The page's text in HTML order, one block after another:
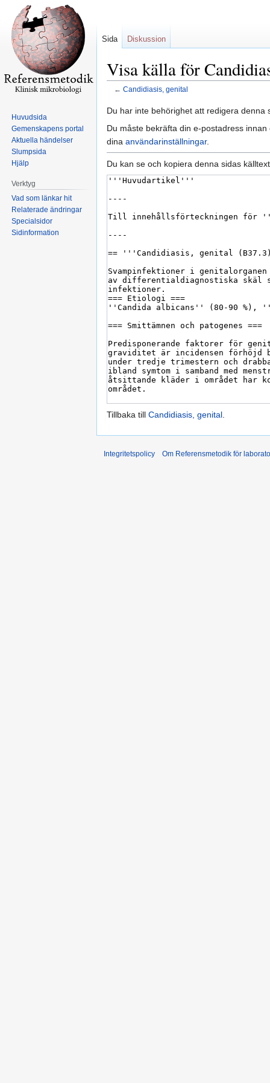
Visa källa för
← Candidiasis, genital
Hoppa
till
navigering
Hoppa
till
sök
Du har inte behörighet att redigera denna
Du måste bekräfta din e-postadress
dina användarinställningar.
Du kan se och kopiera denna sidas
Tillbaka till Candidiasis, genital.
Sida Diskussion
Huvudsida
Gemenskapens portal
Aktuella händelser
Slumpsida
Hjälp
Verktyg
Vad som länkar hit
Relaterade ändringar
Specialsidor
Sidinformation
Integritetspolicy Om Referensmetodik för